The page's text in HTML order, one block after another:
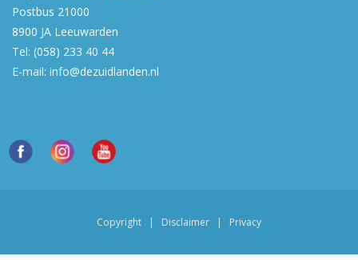
Postbus 21000
8900 JA Leeuwarden
Tel: (058) 233 40 44
E-mail: info@dezuidlanden.nl
Copyright | Disclaimer | Privacy